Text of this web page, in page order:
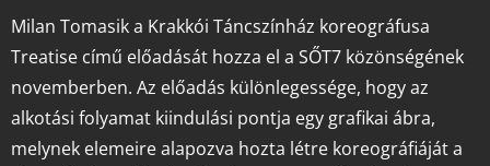
Milan Tomasik a Krakkói Táncszínház koreográfusa
Treatise című előadását hozza el a SŐT7 közönségének
novemberben. Az előadás különlegessége, hogy az
alkotási folyamat kiindulási pontja egy grafikai ábra,
melynek elemeire alapozva hozta létre koreográfiáját a